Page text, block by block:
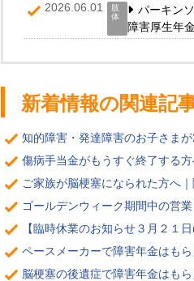
2026.06.01
肢
体
パーキン
障害厚生年
新着情報の関連記
知的障害・発達障害のお子さま
傷病手当金がもうすぐ終了する
ご家族が脳梗塞になられた方へ
ゴールデンウィーク期間中の営
【臨時休業のお知らせ３月２１
ペースメーカーで障害年金はも
脳梗塞の後遺症で障害年金はも